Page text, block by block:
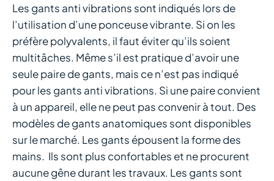
Les gants anti vibrations sont indiqués lors de
l’utilisation d’une ponceuse vibrante. Si on les
préfère polyvalents, il faut éviter qu’ils soient
multitâches. Même s’il est pratique d’avoir une
seule paire de gants, mais ce n’est pas indiqué
pour les gants anti vibrations. Si une paire convient
à un appareil, elle ne peut pas convenir à tout. Des
modèles de gants anatomiques sont disponibles
sur le marché. Les gants épousent la forme des
mains. Ils sont plus confortables et ne procurent
aucune gêne durant les travaux. Les gants sont